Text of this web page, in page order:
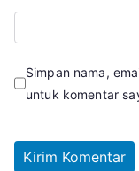
Simpan nama,
untuk komentar